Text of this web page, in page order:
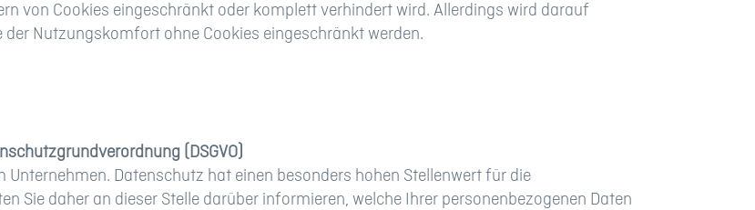
von Cookies eingeschränkt oder komplett verhindert wird. Allerdings wird darauf
Nutzungskomfort ohne Cookies eingeschränkt werden.
(DSGVO)
Unternehmen. Datenschutz hat einen besonders hohen Stellenwert für die
Sie daher an dieser Stelle darüber informieren, welche Ihrer personenbezogenen Daten